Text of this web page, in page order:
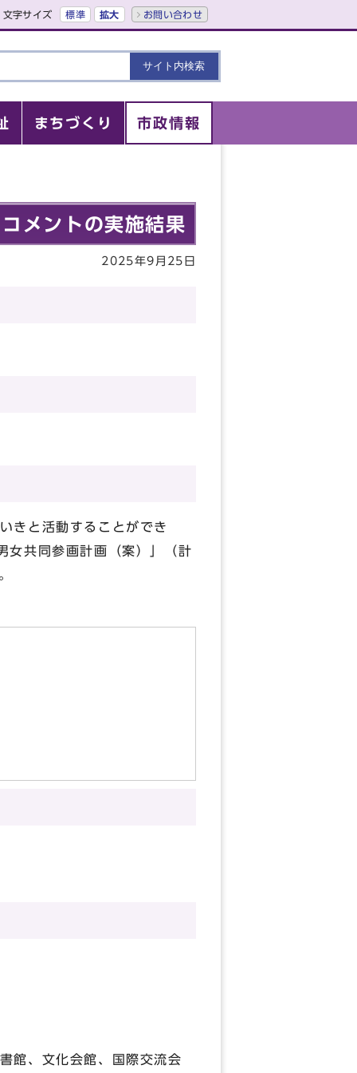
文字サイズ 標準 拡大 お問い合わせ
まちづくり 市政情報
メントの実施結果
2025年9月25日
きと活動することができ
女共同参画計画（案）」（計
館、文化会館、国際交流会